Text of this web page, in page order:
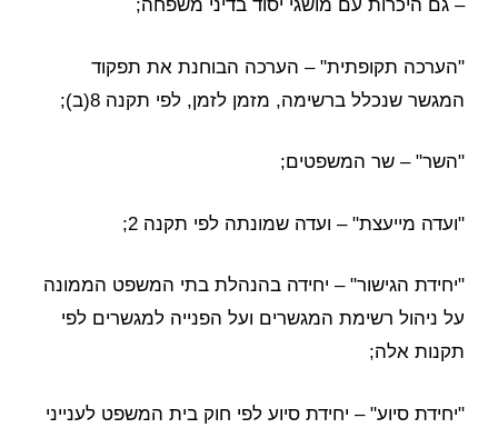
– גם היכרות עם מושגי יסוד בדיני משפחה;
"הערכה תקופתית" – הערכה הבוחנת את תפקוד
המגשר שנכלל ברשימה, מזמן לזמן, לפי תקנה 8(ב);
"השר" – שר המשפטים;
"ועדה מייעצת" – ועדה שמונתה לפי תקנה 2;
"יחידת הגישור" – יחידה בהנהלת בתי המשפט הממונה
על ניהול רשימת המגשרים ועל הפנייה למגשרים לפי
תקנות אלה;
"יחידת סיוע" – יחידת סיוע לפי חוק בית המשפט לענייני